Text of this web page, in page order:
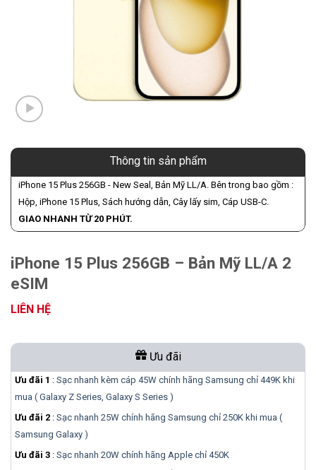
Thông tin sản phẩm
iPhone 15 Plus 256GB - New Seal, Bản Mỹ LL/A. Bên trong bao gồm :
Hộp, iPhone 15 Plus, Sách hướng dẫn, Cây lấy sim, Cáp USB-C.
GIAO NHANH TỪ 20 PHÚT.
iPhone 15 Plus 256GB – Bản Mỹ LL/A 2
eSIM
LIÊN HỆ
Ưu đãi
Ưu đãi 1 : Sạc nhanh kèm cáp 45W chính hãng Samsung chỉ 449K khi
mua ( Galaxy Z Series, Galaxy S Series )
Ưu đãi 2 : Sạc nhanh 25W chính hãng Samsung chỉ 250K khi mua (
Samsung Galaxy )
Ưu đãi 3 : Sạc nhanh 20W chính hãng Apple chỉ 450K